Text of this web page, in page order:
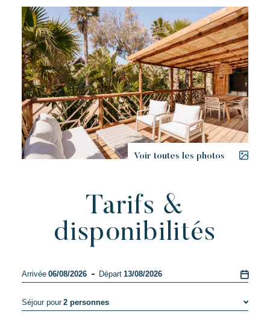
Voir toutes les photos
Tarifs &
disponibilités
Arrivée 06/08/2026 Départ 13/08/2026
Séjour pour 2 personnes